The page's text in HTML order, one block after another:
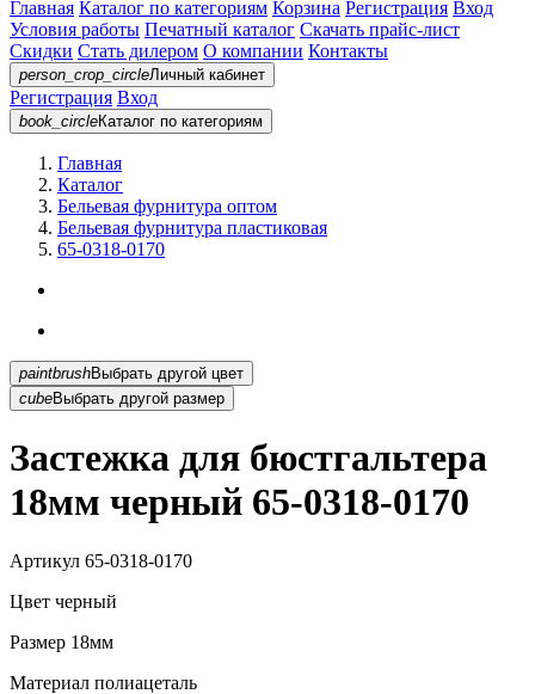
Главная Каталог по категориям Корзина Регистрация Вход
Условия работы Печатный каталог Скачать прайс-лист
Скидки Стать дилером О компании Контакты
person_crop_circleЛичный кабинет
Регистрация Вход
book_circleКаталог по категориям
Главная
Каталог
Бельевая фурнитура оптом
Бельевая фурнитура пластиковая
65-0318-0170
paintbrush
Выбрать другой цвет
cubeВыбрать другой размер
Застежка для бюстгальтера
18мм черный 65-0318-0170
Артикул 65-0318-0170
Цвет черный
Размер 18мм
Материал полиацеталь